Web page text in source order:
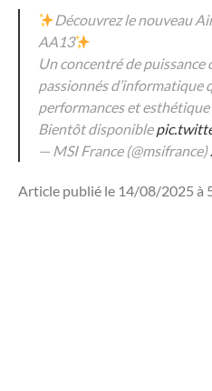
Découvrez le nouveau
AA13
Un concentré de puissance
passionnés d’informatique
performances et esthétique
Bientôt disponible
— MSI France (@msifrance)
Article publié le 14/08/2025 à